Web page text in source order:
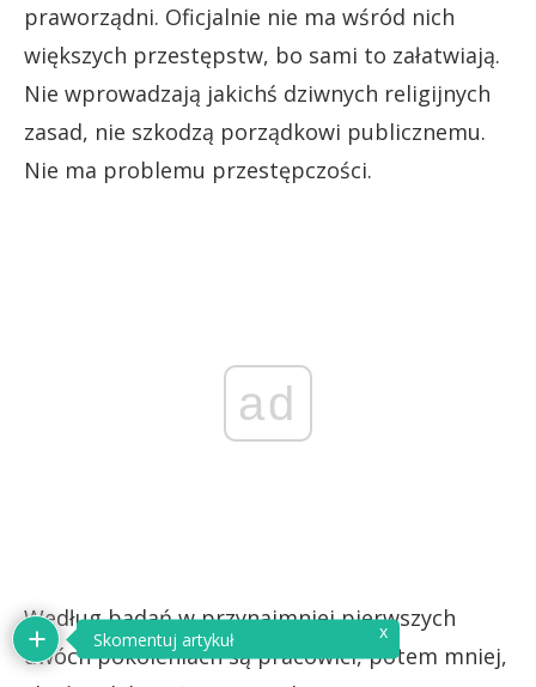
praworządni. Oficjalnie nie ma wśród nich
większych przestępstw, bo sami to załatwiają.
Nie wprowadzają jakichś dziwnych religijnych
zasad, nie szkodzą porządkowi publicznemu.
Nie ma problemu przestępczości.
ad
Według badań w przynajmniej pierwszych
dwóch pokoleniach są pracowici, potem mniej,
Skomentuj artykuł x